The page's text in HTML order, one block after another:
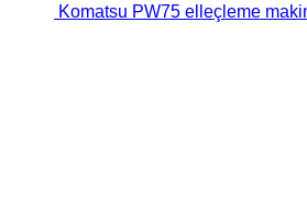
Komatsu PW75 elleçleme